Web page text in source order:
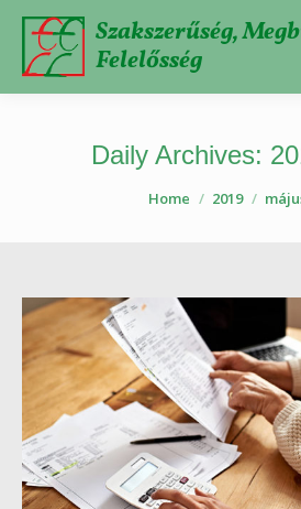
Szakszerűség,
Felelősség
Daily Archives:
Home 2019